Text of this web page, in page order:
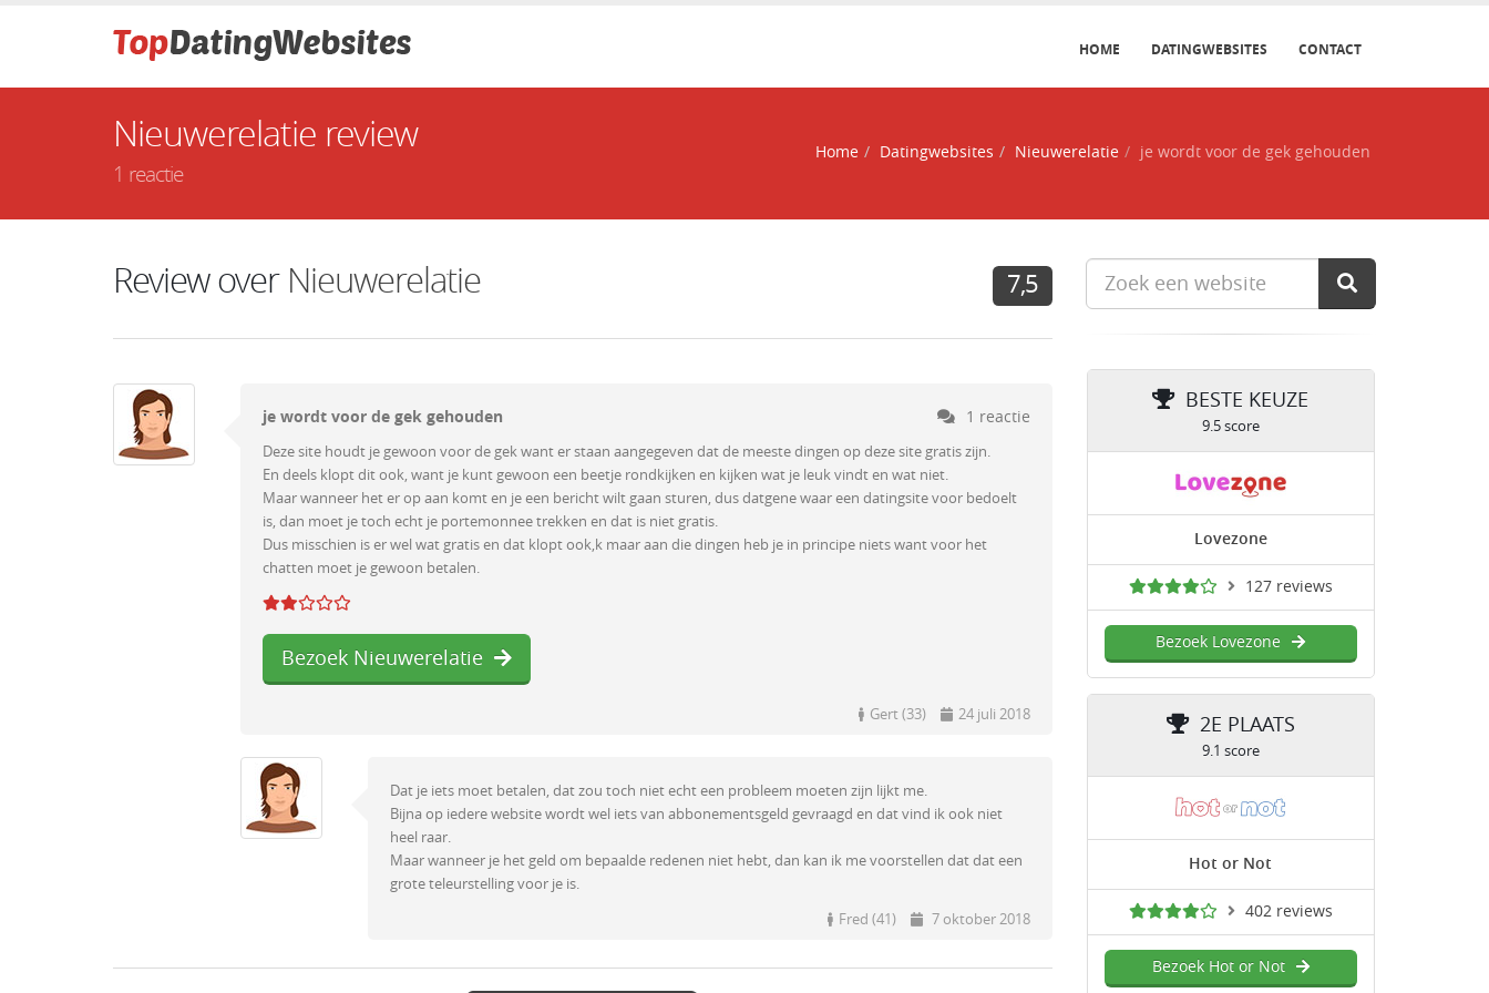
HOME DATINGWEBSITES CONTACT
Nieuwerelatie review
1 reactie
Home Datingwebsites Nieuwerelatie je wordt voor de gek gehouden
Review over Nieuwerelatie 7,5
je wordt voor de gek gehouden 1 reactie
Deze site houdt je gewoon voor de gek want er staan aangegeven dat de meeste dingen op deze site gratis zijn.
En deels klopt dit ook, want je kunt gewoon een beetje rondkijken en kijken wat je leuk vindt en wat niet.
Maar wanneer het er op aan komt en je een bericht wilt gaan sturen, dus datgene waar een datingsite voor bedoelt
is, dan moet je toch echt je portemonnee trekken en dat is niet gratis.
Dus misschien is er wel wat gratis en dat klopt ook,k maar aan die dingen heb je in principe niets want voor het
chatten moet je gewoon betalen.
Bezoek Nieuwerelatie
Gert (33) 24 juli 2018
Dat je iets moet betalen, dat zou toch niet echt een probleem moeten zijn lijkt me.
Bijna op iedere website wordt wel iets van abbonementsgeld gevraagd en dat vind ik ook niet
heel raar.
Maar wanneer je het geld om bepaalde redenen niet hebt, dan kan ik me voorstellen dat dat een
grote teleurstelling voor je is.
Fred (41) 7 oktober 2018
BESTE KEUZE
9.5 score
Lovezone
127 reviews
Bezoek Lovezone
2E PLAATS
9.1 score
Hot or Not
402 reviews
Bezoek Hot or Not